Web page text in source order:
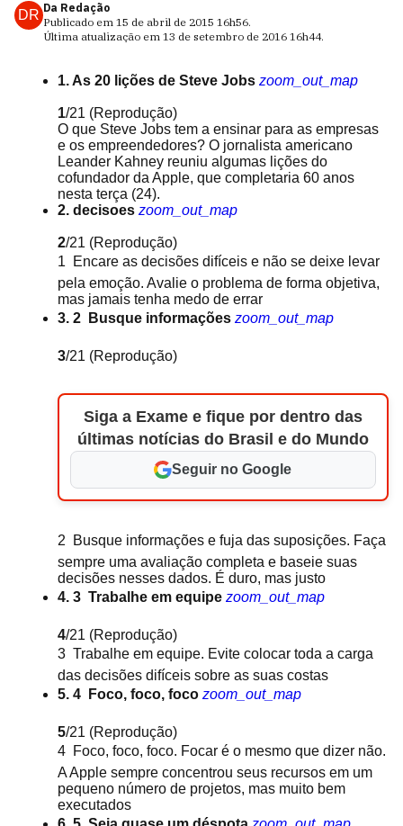
DR Da Redação
Publicado em 15 de abril de 2015 16h56.
Última atualização em 13 de setembro de 2016 16h44.
1. As 20 lições de Steve Jobs zoom_out_map
1/21 (Reprodução)
O que Steve Jobs tem a ensinar para as empresas
e os empreendedores? O jornalista americano
Leander Kahney reuniu algumas lições do
cofundador da Apple, que completaria 60 anos
nesta terça (24).
2. decisoes zoom_out_map
2/21 (Reprodução)
1  Encare as decisões difíceis e não se deixe levar
pela emoção. Avalie o problema de forma objetiva,
mas jamais tenha medo de errar
3. 2  Busque informações zoom_out_map
3/21 (Reprodução)
Siga a Exame e fique por dentro das
últimas notícias do Brasil e do Mundo
Seguir no Google
2  Busque informações e fuja das suposições. Faça
sempre uma avaliação completa e baseie suas
decisões nesses dados. É duro, mas justo
4. 3  Trabalhe em equipe zoom_out_map
4/21 (Reprodução)
3  Trabalhe em equipe. Evite colocar toda a carga
das decisões difíceis sobre as suas costas
5. 4  Foco, foco, foco zoom_out_map
5/21 (Reprodução)
4  Foco, foco, foco. Focar é o mesmo que dizer não.
A Apple sempre concentrou seus recursos em um
pequeno número de projetos, mas muito bem
executados